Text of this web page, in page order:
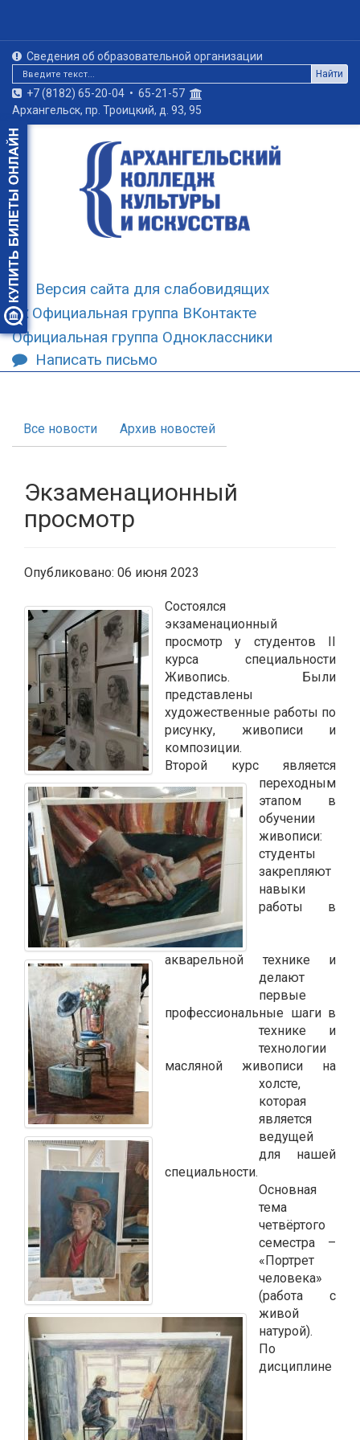
Сведения об образовательной организации
Найти
+7 (8182) 65-20-04 • 65-21-57
Архангельск, пр. Троицкий, д. 93, 95
Версия сайта для слабовидящих
Официальная группа ВКонтакте
Официальная группа Одноклассники
Написать письмо
Все новости Архив новостей
Экзаменационный
просмотр
Опубликовано: 06 июня 2023
Состоялся
экзаменационный
просмотр у студентов II
курса специальности
Живопись. Были
представлены
художественные работы по
рисунку, живописи и
композиции.
Второй курс является
переходным
этапом в
обучении
живописи:
студенты
закрепляют
навыки
работы в
акварельной технике и
делают
первые
профессиональные шаги в
технике и
технологии
масляной живописи на
холсте,
которая
является
ведущей
для нашей
специальности.
Основная
тема
четвёртого
семестра –
«Портрет
человека»
(работа с
живой
натурой).
По
дисциплине